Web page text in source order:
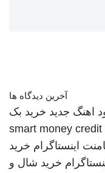
آخرین دیدگاه ها
اهنگ جدید خرید بک
smart money credit
اینستاگرام خرید
خرید شال و